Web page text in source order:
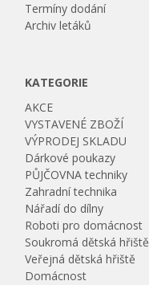
Termíny dodání
Archiv letáků
KATEGORIE
AKCE
VYSTAVENÉ ZBOŽÍ
VÝPRODEJ SKLADU
Dárkové poukazy
PŮJČOVNA techniky
Zahradní technika
Nářadí do dílny
Roboti pro domácnost
Soukromá dětská hřiště
Veřejná dětská hřiště
Domácnost